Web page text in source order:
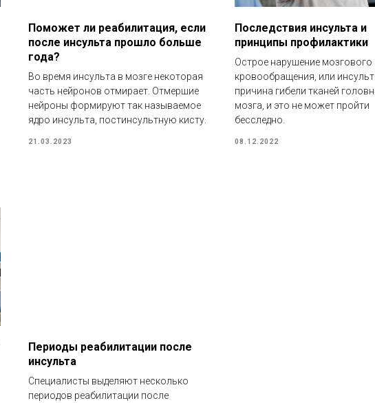
Поможет ли реабилитация, если
после инсульта прошло больше
года?
Во время инсульта в мозге некоторая
часть нейронов отмирает. Отмершие
нейроны формируют так называемое
ядро инсульта, постинсультную кисту.
21.03.2023
Последствия инсульта и
принципы профилактики
Острое нарушение мозгового
кровообращения, или
причина гибели тканей
мозга, и это не может пройти
бесследно.
08.12.2022
Периоды реабилитации после
инсульта
Специалисты выделяют несколько
периодов реабилитации после